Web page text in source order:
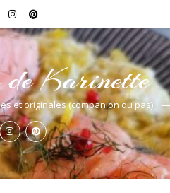
Karinette
et originales (companion ou pas)